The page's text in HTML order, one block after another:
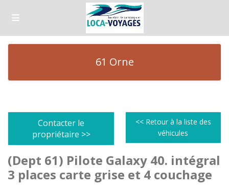
61 Orne
Contacter le
propriétaire >>
<< Retour à la liste des
véhicules
(Dept 61) Pilote Galaxy 40. intégral
3 places carte grise et 4 couchage